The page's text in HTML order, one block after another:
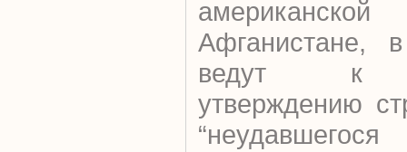
Афганистане,
ведут к
утверждению